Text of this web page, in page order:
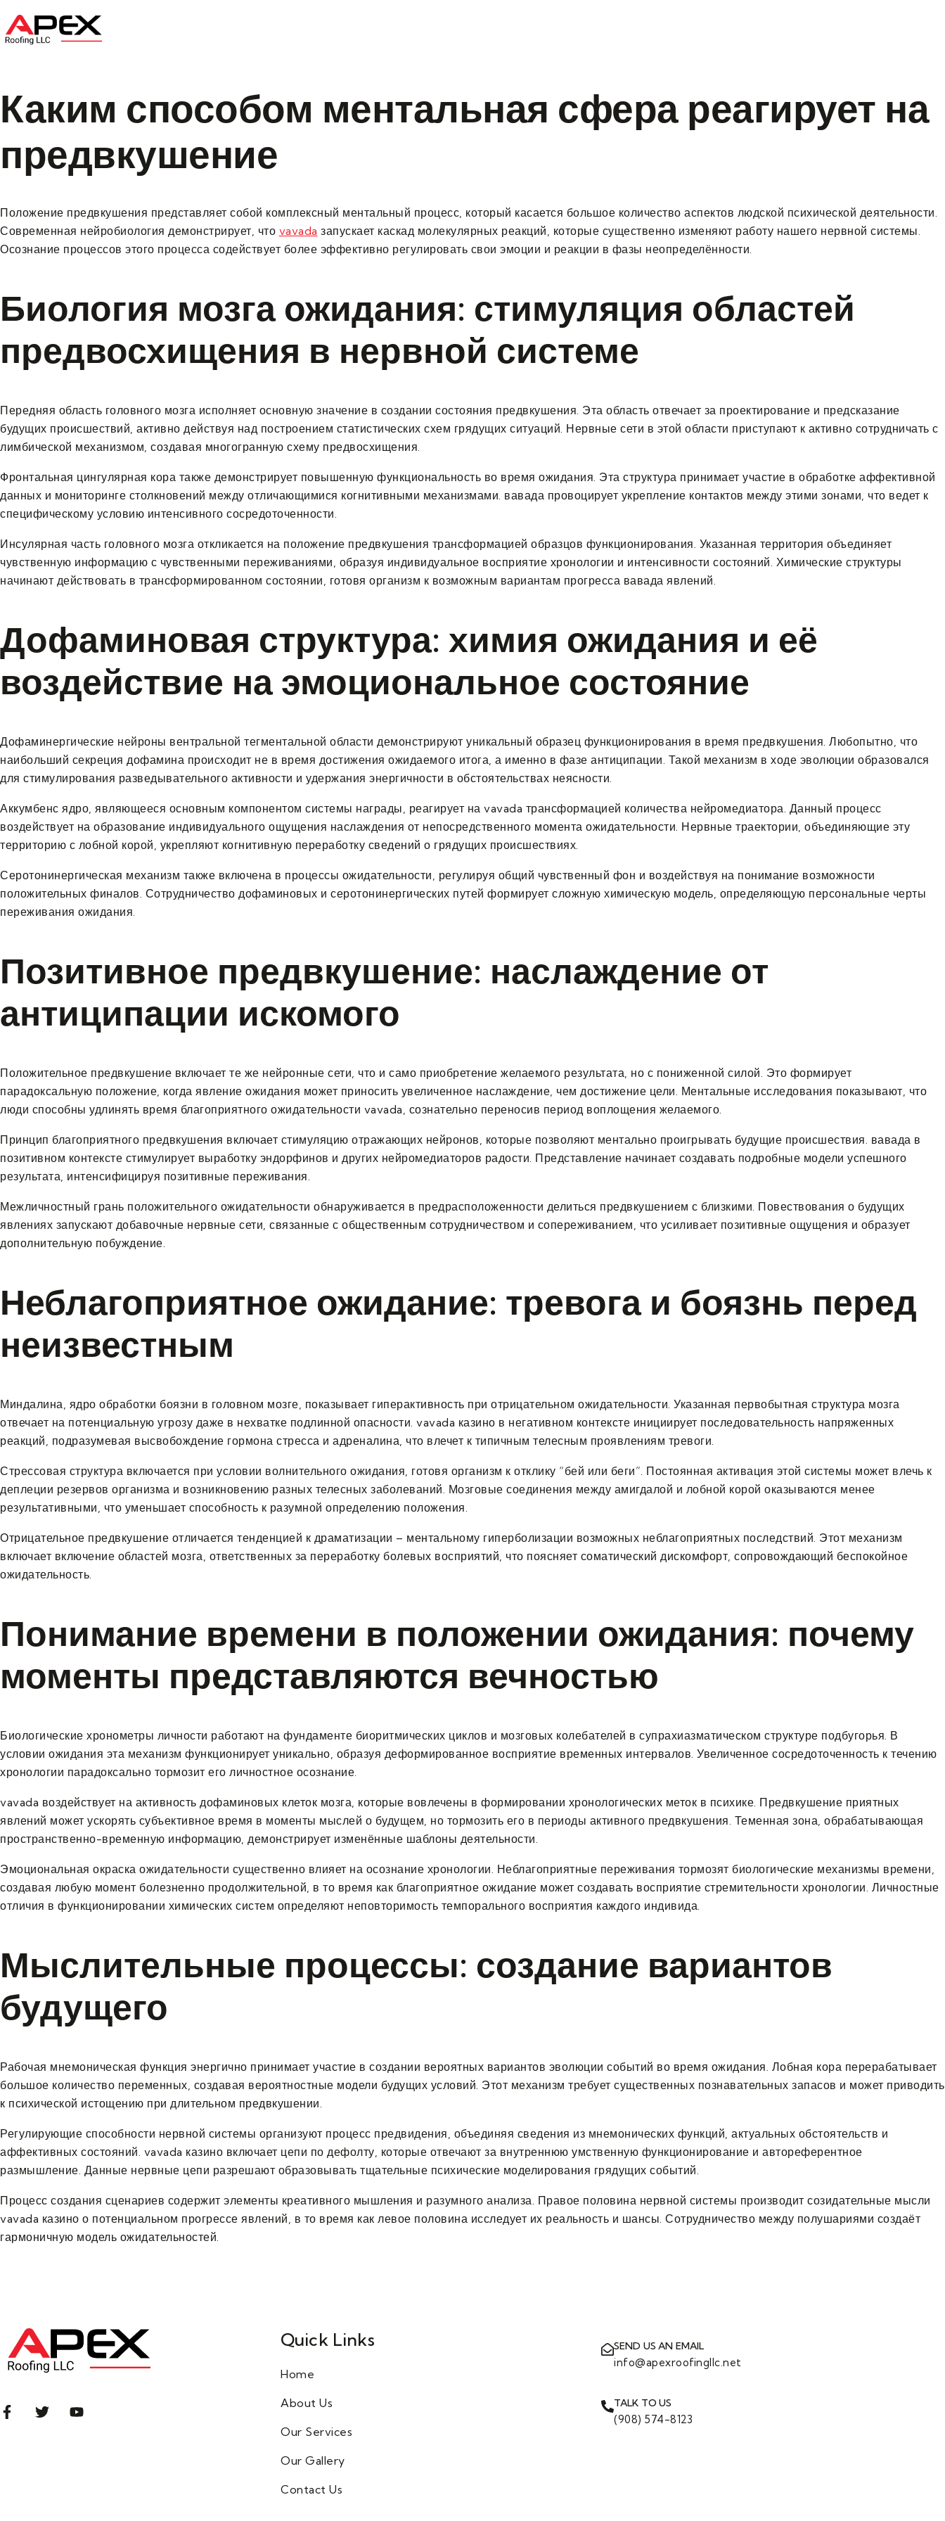
Каким способом ментальная сфера реагирует на
предвкушение
Положение предвкушения представляет собой комплексный ментальный процесс, который касается большое количество аспектов людской психической деятельности.
Современная нейробиология демонстрирует, что vavada запускает каскад молекулярных реакций, которые существенно изменяют работу нашего нервной системы.
Осознание процессов этого процесса содействует более эффективно регулировать свои эмоции и реакции в фазы неопределённости.
Биология мозга ожидания: стимуляция областей
предвосхищения в нервной системе
Передняя область головного мозга исполняет основную значение в создании состояния предвкушения. Эта область отвечает за проектирование и предсказание
будущих происшествий, активно действуя над построением статистических схем грядущих ситуаций. Нервные сети в этой области приступают к активно сотрудничать с
лимбической механизмом, создавая многогранную схему предвосхищения.
Фронтальная цингулярная кора также демонстрирует повышенную функциональность во время ожидания. Эта структура принимает участие в обработке аффективной
данных и мониторинге столкновений между отличающимися когнитивными механизмами. вавада провоцирует укрепление контактов между этими зонами, что ведет к
специфическому условию интенсивного сосредоточенности.
Инсулярная часть головного мозга откликается на положение предвкушения трансформацией образцов функционирования. Указанная территория объединяет
чувственную информацию с чувственными переживаниями, образуя индивидуальное восприятие хронологии и интенсивности состояний. Химические структуры
начинают действовать в трансформированном состоянии, готовя организм к возможным вариантам прогресса вавада явлений.
Дофаминовая структура: химия ожидания и её
воздействие на эмоциональное состояние
Дофаминергические нейроны вентральной тегментальной области демонстрируют уникальный образец функционирования в время предвкушения. Любопытно, что
наибольший секреция дофамина происходит не в время достижения ожидаемого итога, а именно в фазе антиципации. Такой механизм в ходе эволюции образовался
для стимулирования разведывательного активности и удержания энергичности в обстоятельствах неясности.
Аккумбенс ядро, являющееся основным компонентом системы награды, реагирует на vavada трансформацией количества нейромедиатора. Данный процесс
воздействует на образование индивидуального ощущения наслаждения от непосредственного момента ожидательности. Нервные траектории, объединяющие эту
территорию с лобной корой, укрепляют когнитивную переработку сведений о грядущих происшествиях.
Серотонинергическая механизм также включена в процессы ожидательности, регулируя общий чувственный фон и воздействуя на понимание возможности
положительных финалов. Сотрудничество дофаминовых и серотонинергических путей формирует сложную химическую модель, определяющую персональные черты
переживания ожидания.
Позитивное предвкушение: наслаждение от
антиципации искомого
Положительное предвкушение включает те же нейронные сети, что и само приобретение желаемого результата, но с пониженной силой. Это формирует
парадоксальную положение, когда явление ожидания может приносить увеличенное наслаждение, чем достижение цели. Ментальные исследования показывают, что
люди способны удлинять время благоприятного ожидательности vavada, сознательно переносив период воплощения желаемого.
Принцип благоприятного предвкушения включает стимуляцию отражающих нейронов, которые позволяют ментально проигрывать будущие происшествия. вавада в
позитивном контексте стимулирует выработку эндорфинов и других нейромедиаторов радости. Представление начинает создавать подробные модели успешного
результата, интенсифицируя позитивные переживания.
Межличностный грань положительного ожидательности обнаруживается в предрасположенности делиться предвкушением с близкими. Повествования о будущих
явлениях запускают добавочные нервные сети, связанные с общественным сотрудничеством и сопереживанием, что усиливает позитивные ощущения и образует
дополнительную побуждение.
Неблагоприятное ожидание: тревога и боязнь перед
неизвестным
Миндалина, ядро обработки боязни в головном мозге, показывает гиперактивность при отрицательном ожидательности. Указанная первобытная структура мозга
отвечает на потенциальную угрозу даже в нехватке подлинной опасности. vavada казино в негативном контексте инициирует последовательность напряженных
реакций, подразумевая высвобождение гормона стресса и адреналина, что влечет к типичным телесным проявлениям тревоги.
Стрессовая структура включается при условии волнительного ожидания, готовя организм к отклику “бей или беги”. Постоянная активация этой системы может влечь к
деплеции резервов организма и возникновению разных телесных заболеваний. Мозговые соединения между амигдалой и лобной корой оказываются менее
результативными, что уменьшает способность к разумной определению положения.
Отрицательное предвкушение отличается тенденцией к драматизации – ментальному гиперболизации возможных неблагоприятных последствий. Этот механизм
включает включение областей мозга, ответственных за переработку болевых восприятий, что поясняет соматический дискомфорт, сопровождающий беспокойное
ожидательность.
Понимание времени в положении ожидания: почему
моменты представляются вечностью
Биологические хронометры личности работают на фундаменте биоритмических циклов и мозговых колебателей в супрахиазматическом структуре подбугорья. В
условии ожидания эта механизм функционирует уникально, образуя деформированное восприятие временных интервалов. Увеличенное сосредоточенность к течению
хронологии парадоксально тормозит его личностное осознание.
vavada воздействует на активность дофаминовых клеток мозга, которые вовлечены в формировании хронологических меток в психике. Предвкушение приятных
явлений может ускорять субъективное время в моменты мыслей о будущем, но тормозить его в периоды активного предвкушения. Теменная зона, обрабатывающая
пространственно-временную информацию, демонстрирует изменённые шаблоны деятельности.
Эмоциональная окраска ожидательности существенно влияет на осознание хронологии. Неблагоприятные переживания тормозят биологические механизмы времени,
создавая любую момент болезненно продолжительной, в то время как благоприятное ожидание может создавать восприятие стремительности хронологии. Личностные
отличия в функционировании химических систем определяют неповторимость темпорального восприятия каждого индивида.
Мыслительные процессы: создание вариантов
будущего
Рабочая мнемоническая функция энергично принимает участие в создании вероятных вариантов эволюции событий во время ожидания. Лобная кора перерабатывает
большое количество переменных, создавая вероятностные модели будущих условий. Этот механизм требует существенных познавательных запасов и может приводить
к психической истощению при длительном предвкушении.
Регулирующие способности нервной системы организуют процесс предвидения, объединяя сведения из мнемонических функций, актуальных обстоятельств и
аффективных состояний. vavada казино включает цепи по дефолту, которые отвечают за внутреннюю умственную функционирование и автореферентное
размышление. Данные нервные цепи разрешают образовывать тщательные психические моделирования грядущих событий.
Процесс создания сценариев содержит элементы креативного мышления и разумного анализа. Правое половина нервной системы производит созидательные мысли
vavada казино о потенциальном прогрессе явлений, в то время как левое половина исследует их реальность и шансы. Сотрудничество между полушариями создаёт
гармоничную модель ожидательностей.
Quick Links
Home
About Us
Our Services
Our Gallery
Contact Us
SEND US AN EMAIL
info@apexroofingllc.net
TALK TO US
(908) 574-8123